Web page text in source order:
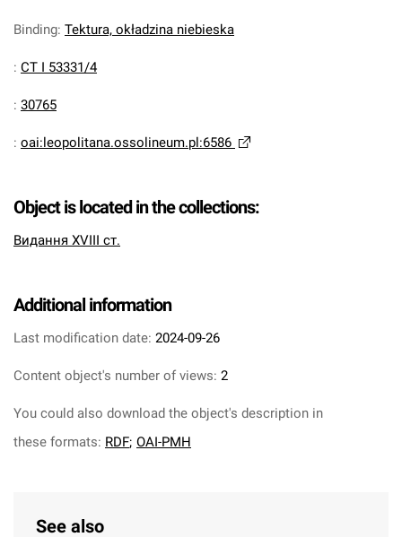
Binding: Tektura, okładzina niebieska
: CT I 53331/4
: 30765
: oai:leopolitana.ossolineum.pl:6586
Object is located in the collections:
Видання XVIII ст.
Additional information
Last modification date: 2024-09-26
Content object's number of views: 2
You could also download the object's description in
these formats: RDF; OAI-PMH
See also